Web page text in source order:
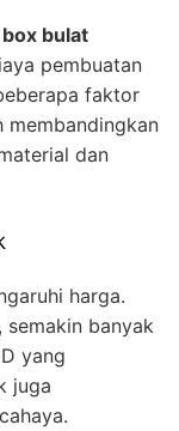
bulat
pembuatan
faktor
membandingkan
dan
harga.
semakin banyak
yang
juga